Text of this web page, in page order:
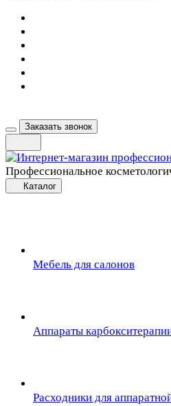
Заказать звонок
Профессиональное
Каталог
Мебель для салонов
Аппараты
Расходники для